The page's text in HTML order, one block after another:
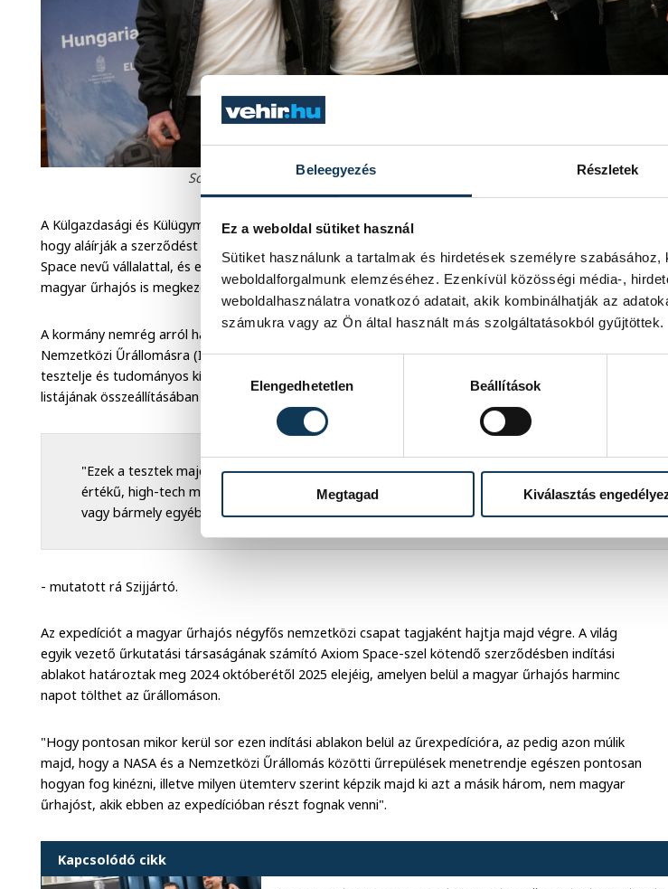
Beleegyezés Részletek
Ez a weboldal sütiket használ
Sütiket használunk a tartalmak és hirdetések személyre
weboldalforgalmunk elemzéséhez. Ezenkívül közösségi média-,
weboldalhasználatra vonatkozó adatait, akik kombinálhatják az
számukra vagy az Ön által használt más szolgáltatásokból gyűjtöttek.
Hozzájárulás kiválasztása
Elengedhetetlen
Beállítások
Megtagad Kiválasztás
Schlégl Ádám, Cserényi Gyula, Kapu Tibor és Szakály András (fotó: MTI)
A Külgazdasági és Külügyminisztérium közleménye szerint a tárcavezető megérkezett Texasba,
hogy aláírják a szerződést az amerikai űrkutatási hivatallal (NASA) szorosan együttműködő, Axiom
Space nevű vállalattal, és ennek nyomán immáron biztossá válik, hogy évtizedek után a második
magyar űrhajós is megkezdheti a misszióját 2024 végén vagy 2025 elején.
A kormány nemrég arról határozott, hogy a magyar űripari stratégia keretében kutatót küld fel a
Nemzetközi Űrállomásra (ISS), hogy ott harminc napon keresztül különböző eszközök használatát
tesztelje és tudományos kísérleteket hajtson végre. Az ezen idő alatt elvégzendő feladatok
listájának összeállításában a hazai űripari szereplők és egyetemek is részt fognak venni.
"Ezek a tesztek majd nagymértékben segíteni fogják a kifejezetten magas hozzáadott
értékű, high-tech magyar iparágak fejlődését, legyen szó akár az egészségtudományról
vagy bármely egyéb, a modern iparágakhoz kapcsolódó fejlesztésekről"
- mutatott rá Szijjártó.
Az expedíciót a magyar űrhajós négyfős nemzetközi csapat tagjaként hajtja majd végre. A világ
egyik vezető űrkutatási társaságának számító Axiom Space-szel kötendő szerződésben indítási
ablakot határoztak meg 2024 októberétől 2025 elejéig, amelyen belül a magyar űrhajós harminc
napot tölthet az űrállomáson.
"Hogy pontosan mikor kerül sor ezen indítási ablakon belül az űrexpedícióra, az pedig azon múlik
majd, hogy a NASA és a Nemzetközi Űrállomás közötti űrrepülések menetrendje egészen pontosan
hogyan fog kinézni, illetve milyen ütemterv szerint képzik majd ki azt a másik három, nem magyar
űrhajóst, akik ebben az expedícióban részt fognak venni".
Kapcsolódó cikk